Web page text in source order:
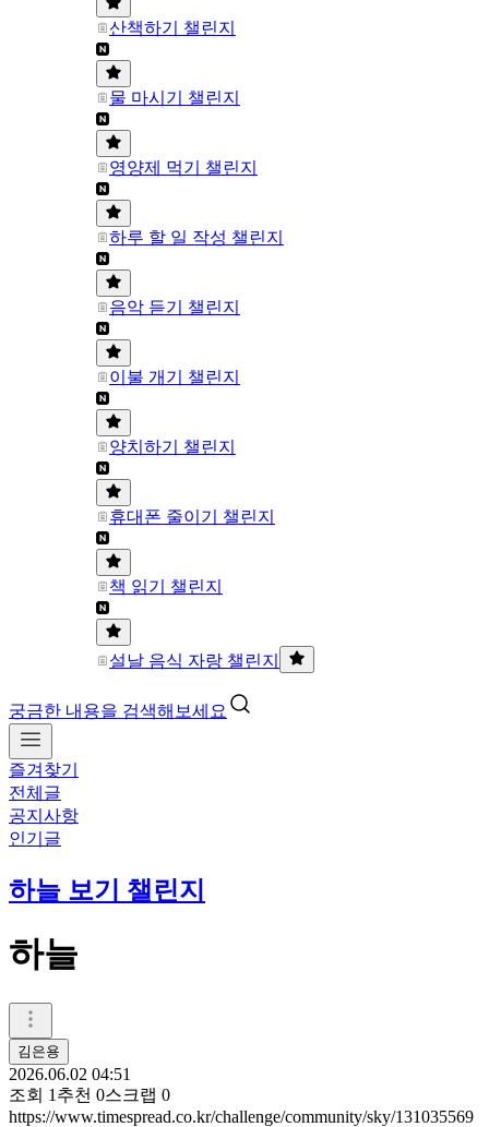
산책하기 챌린지
물 마시기 챌린지
영양제 먹기 챌린지
하루 할 일 작성 챌린지
음악 듣기 챌린지
이불 개기 챌린지
양치하기 챌린지
휴대폰 줄이기 챌린지
책 읽기 챌린지
설날 음식 자랑 챌린지
궁금한 내용을 검색해보세요
즐겨찾기
전체글
공지사항
인기글
하늘 보기 챌린지
하늘
김은용
2026.06.02 04:51
조회 1 추천 0스크랩 0
https://www.timespread.co.kr/challenge/community/sky/131035569